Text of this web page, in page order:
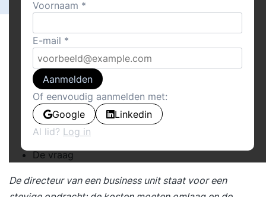
De resultaten lopen terug
Als je de druk eraf haalt, gaat het versloffen
De vraag
De directeur van een business unit staat voor een
Voornaam
E-mail
Aanmelden
Of eenvoudig aanmelden met:
Google
Linkedin
Al lid? Log in